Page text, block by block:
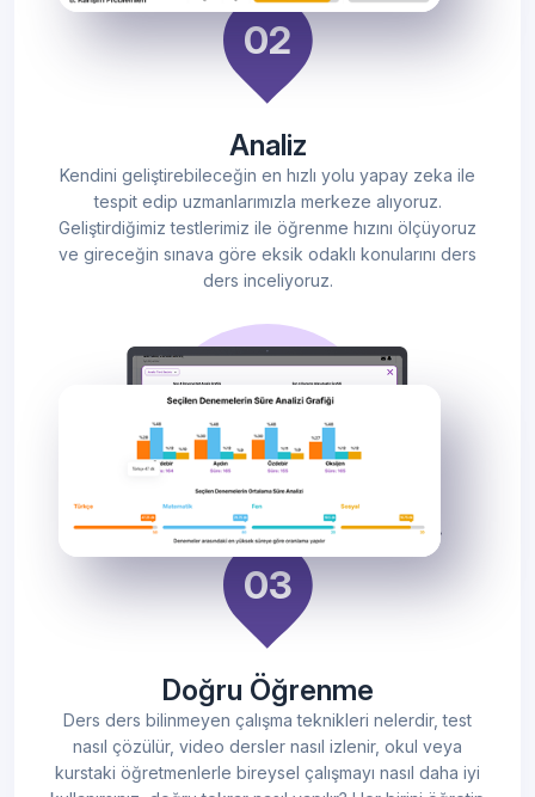
Analiz
Kendini geliştirebileceğin en hızlı yolu yapay zeka ile
tespit edip uzmanlarımızla merkeze alıyoruz.
Geliştirdiğimiz testlerimiz ile öğrenme hızını ölçüyoruz
ve gireceğin sınava göre eksik odaklı konularını ders
ders inceliyoruz.
Doğru Öğrenme
Ders ders bilinmeyen çalışma teknikleri nelerdir, test
nasıl çözülür, video dersler nasıl izlenir, okul veya
kurstaki öğretmenlerle bireysel çalışmayı nasıl daha iyi